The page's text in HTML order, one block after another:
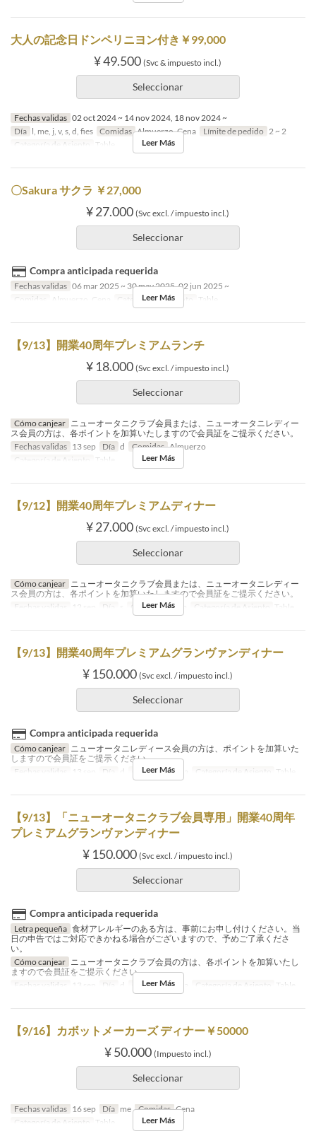
大人の記念日ドンペリニヨン付き￥99,000
¥ 49.500 (Svc & impuesto incl.)
Seleccionar
Fechas validas 02 oct 2024 ~ 14 nov 2024, 18 nov 2024 ~
Día l, me, j, v, s, d, fies Comidas Almuerzo, Cena Límite de pedido 2 ~ 2
Categoría de Asiento
Table Leer Más
〇Sakura サクラ ￥27,000
¥ 27.000 (Svc excl. / impuesto incl.)
Seleccionar
Compra anticipada requerida
Fechas validas 06 mar 2025 ~ 30 may 2025, 02 jun 2025 ~
Comidas
Almuerzo, Cena Categoría de Asiento Table
Leer Más
【9/13】開業40周年プレミアムランチ
¥ 18.000 (Svc excl. / impuesto incl.)
Seleccionar
Cómo canjear ニューオータニクラブ会員または、ニューオータニレディー
ス会員の方は、各ポイントを加算いたしますので会員証をご提示ください。
Fechas validas 13 sep Día d Comidas Almuerzo
Categoría de Asiento
Table Leer Más
【9/12】開業40周年プレミアムディナー
¥ 27.000 (Svc excl. / impuesto incl.)
Seleccionar
Cómo canjear ニューオータニクラブ会員または、ニューオータニレディー
ス会員の方は、各ポイントを加算いたしますので会員証をご提示ください。
Fechas validas
12 sep Día Comidas Cena Categoría de Asiento Table
Leer Más
【9/13】開業40周年プレミアムグランヴァンディナー
¥ 150.000 (Svc excl. / impuesto incl.)
Seleccionar
Compra anticipada requerida
Cómo canjear ニューオータニレディース会員の方は、ポイントを加算いた
しますので会員証をご提示ください。
Fechas validas
13 sep Día d Comidas Cena Categoría de Asiento Table
Leer Más
【9/13】「ニューオータニクラブ会員専用」開業40周年
プレミアムグランヴァンディナー
¥ 150.000 (Svc excl. / impuesto incl.)
Seleccionar
Compra anticipada requerida
Letra pequeña 食材アレルギーのある方は、事前にお申し付けください。当
日の申告ではご対応できかねる場合がございますので、予めご了承くださ
い。
Cómo canjear ニューオータニクラブ会員の方は、各ポイントを加算いたし
ますので会員証をご提示ください。
Fechas validas
13 sep Día d Comidas Cena Categoría de Asiento Table
Leer Más
【9/16】カボットメーカーズ ディナー￥50000
¥ 50.000 (Impuesto incl.)
Seleccionar
Fechas validas 16 sep Día me Comidas Cena
Categoría de Asiento
Table Leer Más